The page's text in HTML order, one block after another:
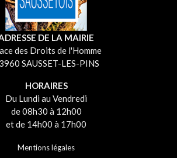
DE LA MAIRIE
des Droits de l'Homme
SAUSSET-LES-PINS
HORAIRES
Du Lundi au Vendredi
de 08h30 à 12h00
et de 14h00 à 17h00
Mentions légales